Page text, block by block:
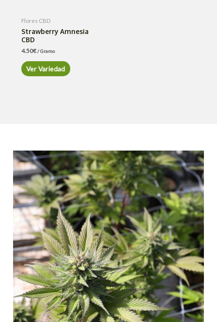
Flores CBD
Strawberry Amnesia
CBD
4.50€/ Gramo
Ver Variedad